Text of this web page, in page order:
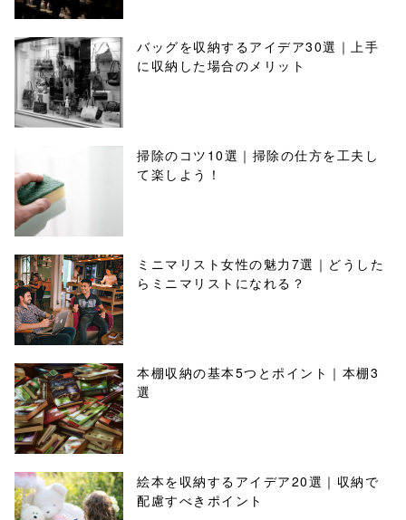
バッグを収納するアイデア30選｜上手
に収納した場合のメリット
掃除のコツ10選｜掃除の仕方を工夫し
て楽しよう！
ミニマリスト女性の魅力7選｜どうした
らミニマリストになれる？
本棚収納の基本5つとポイント｜本棚3
選
絵本を収納するアイデア20選｜収納で
配慮すべきポイント